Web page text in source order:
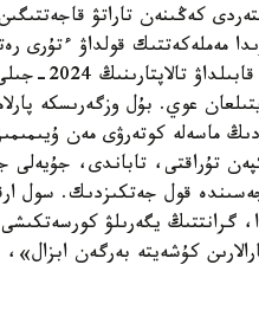
كەڭىنەن تاراتۋ
مەملەكەتتىك قولداۋ ءتۇرى
قانداستاردى وقۋعا قابىلداۋ
عوي. بۇل وزگەرىسكە
ماسەلە كوتەرۋى مەن
تۇراقتى، تاباندى،
قول جەتكىزدىك. سول
گرانتتىڭ يگەرىلۋ
كۇشەيتە بەرگەن